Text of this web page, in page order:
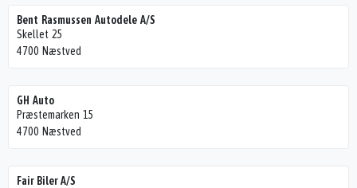
Bent Rasmussen Autodele A/S
Skellet 25
4700 Næstved
GH Auto
Præstemarken 15
4700 Næstved
Fair Biler A/S